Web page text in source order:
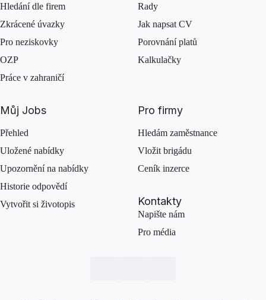
Hledání dle firem
Zkrácené úvazky
Pro neziskovky
OZP
Práce v zahraničí
Rady
Jak napsat CV
Porovnání platů
Kalkulačky
Můj Jobs
Přehled
Uložené nabídky
Upozornění na nabídky
Historie odpovědí
Vytvořit si životopis
Pro firmy
Hledám zaměstnance
Vložit brigádu
Ceník inzerce
Kontakty
Napište nám
Pro média